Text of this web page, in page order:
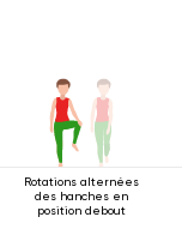
Rotations alternées
des hanches en
position debout